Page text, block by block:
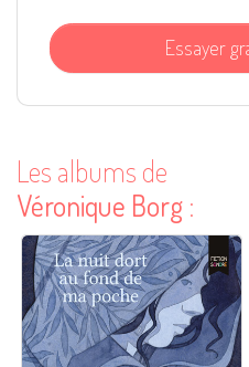
Essayer
Les albums de
Véronique Borg :